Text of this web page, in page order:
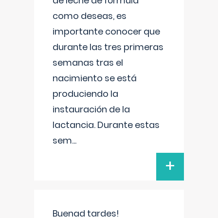
como deseas, es
importante conocer que
durante las tres primeras
semanas tras el
nacimiento se está
produciendo la
instauración de la
lactancia. Durante estas
sem...
+
Buenad tardes!